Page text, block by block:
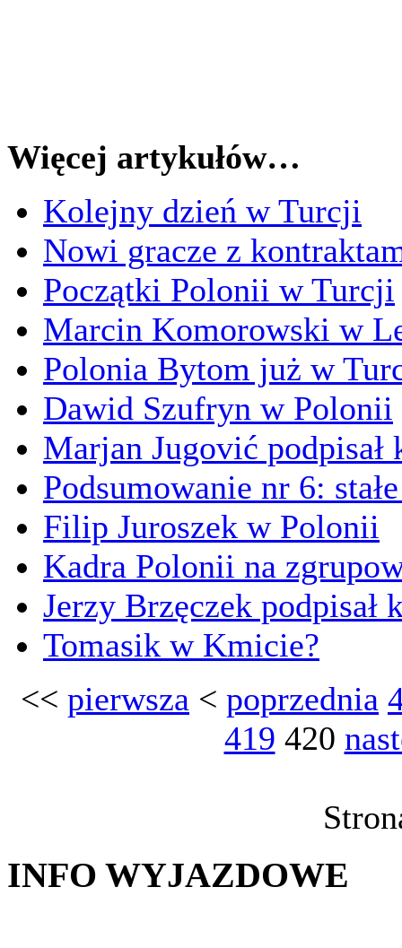
Więcej artykułów…
Kolejny dzień w Turcji
Nowi gracze z
Początki Polonii w Turcji
Marcin Komorowski w
Polonia Bytom już w
Dawid Szufryn w Polonii
Marjan Jugović
Podsumowanie nr 6:
Filip Juroszek w Polonii
Kadra Polonii na
Jerzy Brzęczek podpisał
Tomasik w Kmicie?
<< pierwsza < poprzednia
419 420
INFO WYJAZDOWE